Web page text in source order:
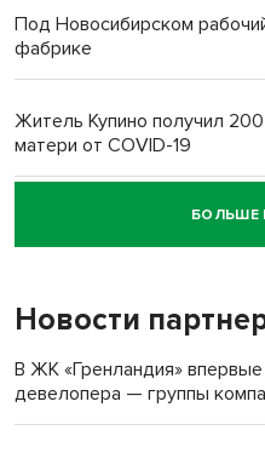
Под Новосибирском
фабрике
Житель Купино получил
матери от COVID-19
Новосибирский суд
пенсионерки на вокзале
«Мы живём на пастбище!»: в
терроризируют жителей
БОЛЬШЕ
Новости
В ЖК «Гренландия»
девелопера — группы